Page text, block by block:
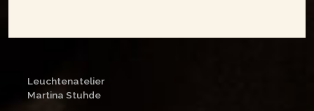
Leuchtenatelier
Martina Stuhde